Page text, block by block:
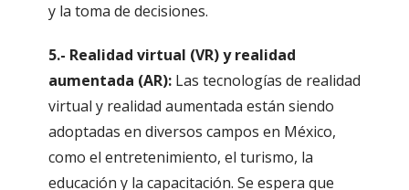
y la toma de decisiones.
5.- Realidad virtual (VR) y realidad
aumentada (AR):Las tecnologías de realidad
virtual y realidad aumentada están siendo
adoptadas en diversos campos en México,
como el entretenimiento, el turismo, la
educación y la capacitación. Se espera que